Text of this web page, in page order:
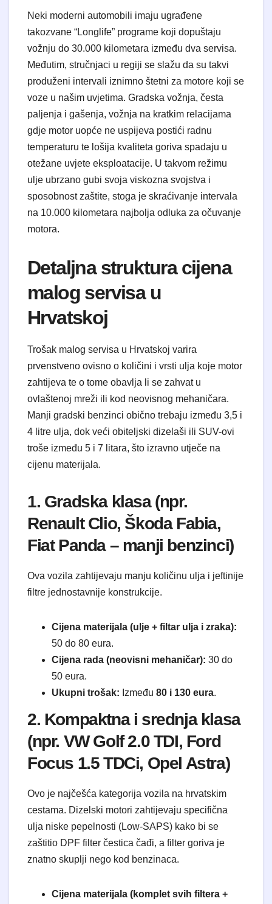
Neki moderni automobili imaju ugrađene
takozvane “Longlife” programe koji dopuštaju
vožnju do 30.000 kilometara između dva servisa.
Međutim, stručnjaci u regiji se slažu da su takvi
produženi intervali iznimno štetni za motore koji se
voze u našim uvjetima. Gradska vožnja, česta
paljenja i gašenja, vožnja na kratkim relacijama
gdje motor uopće ne uspijeva postići radnu
temperaturu te lošija kvaliteta goriva spadaju u
otežane uvjete eksploatacije. U takvom režimu
ulje ubrzano gubi svoja viskozna svojstva i
sposobnost zaštite, stoga je skraćivanje intervala
na 10.000 kilometara najbolja odluka za očuvanje
motora.
Detaljna struktura cijena
malog servisa u
Hrvatskoj
Trošak malog servisa u Hrvatskoj varira
prvenstveno ovisno o količini i vrsti ulja koje motor
zahtijeva te o tome obavlja li se zahvat u
ovlaštenoj mreži ili kod neovisnog mehaničara.
Manji gradski benzinci obično trebaju između 3,5 i
4 litre ulja, dok veći obiteljski dizelaši ili SUV-ovi
troše između 5 i 7 litara, što izravno utječe na
cijenu materijala.
1. Gradska klasa (npr.
Renault Clio, Škoda Fabia,
Fiat Panda – manji benzinci)
Ova vozila zahtijevaju manju količinu ulja i jeftinije
filtre jednostavnije konstrukcije.
Cijena materijala (ulje + filtar ulja i zraka):
50 do 80 eura.
Cijena rada (neovisni mehaničar): 30 do
50 eura.
Ukupni trošak: Između 80 i 130 eura.
2. Kompaktna i srednja klasa
(npr. VW Golf 2.0 TDI, Ford
Focus 1.5 TDCi, Opel Astra)
Ovo je najčešća kategorija vozila na hrvatskim
cestama. Dizelski motori zahtijevaju specifična
ulja niske pepelnosti (Low-SAPS) kako bi se
zaštitio DPF filter čestica čađi, a filter goriva je
znatno skuplji nego kod benzinaca.
Cijena materijala (komplet svih filtera +